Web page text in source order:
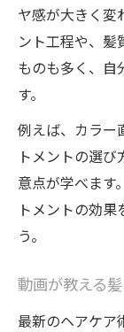
ヤ感が大きく変
ント工程や、髪
ものも多く、自
す。
例えば、カラー
トメントの選
意点が学べます
トメントの効
う。
動画が教える
最新のヘアケア